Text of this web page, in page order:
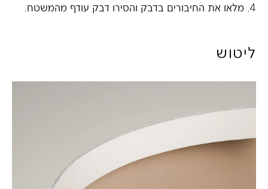
4. מלאו את החיבורים בדבק והסירו דבק עודף מהמשטח.
ליטוש